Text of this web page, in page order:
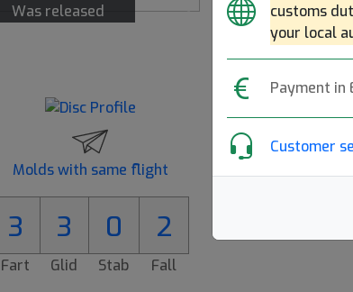
customs
your local
Payment in
Customer
Previous Next
Was released
Molds with same flight
3 3 0 2
Fart Glid Stab Fall